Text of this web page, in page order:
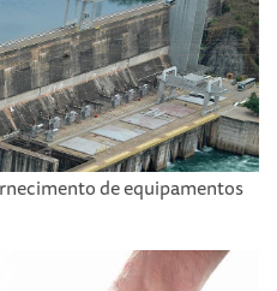
de equipamentos